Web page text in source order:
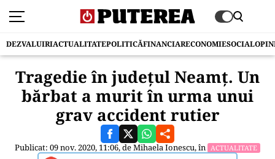
DEZVALUIRIACTUALITATEPOLITICĂFINANCIARECONOMIESOCIAL
Tragedie în județul Neamț. Un
bărbat a murit în urma unui
grav accident rutier
Publicat: 09 nov. 2020, 11:06, deMihaela Ionescu, în ACTUALITATE